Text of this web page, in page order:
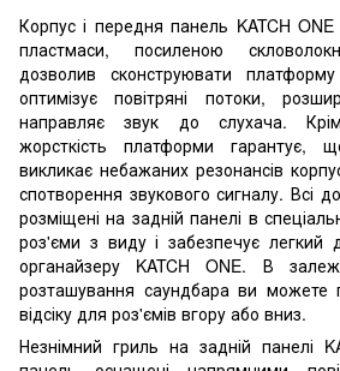
Корпус і передня панель KATCH ONE
пластмаси, посиленою
дозволив сконструювати
оптимізує повітряні потоки,
направляє звук до слухача.
жорсткість платформи гарантує,
викликає небажаних резонансів
спотворення звукового сигналу. Всі
розміщені на задній панелі в
роз'єми з виду і забезпечує легкий
органайзеру KATCH ONE. В
розташування саундбара ви можете
відсіку для роз'ємів вгору або вниз.
Незнімний гриль на задній панелі